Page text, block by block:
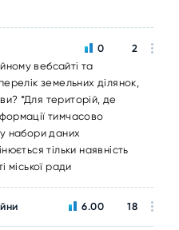
вебсайті та
земельних ділянок,
*Для територій, де
тимчасово
набори даних
тільки наявність
міської ради
0 2
6.00 18